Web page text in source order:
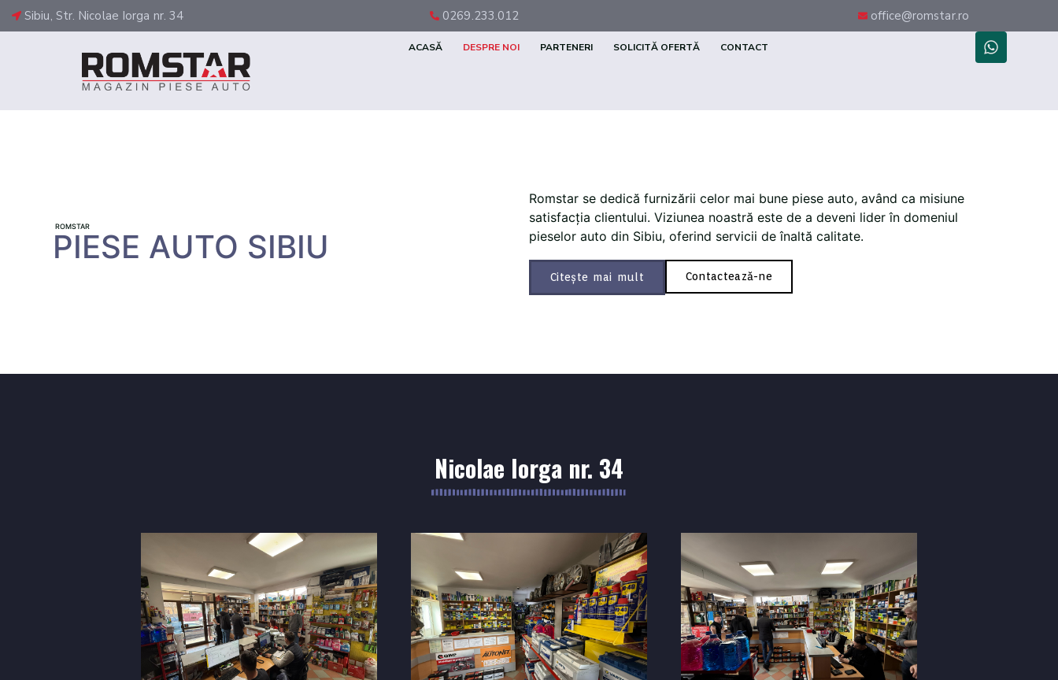
Sibiu, Str. Nicolae Iorga nr. 34 0269.233.012 office@romstar.ro
ACASĂ DESPRE NOI PARTENERI SOLICITĂ OFERTĂ CONTACT
ROMSTAR
PIESE AUTO SIBIU
Romstar se dedică furnizării celor mai bune piese auto, având ca misiune
satisfacția clientului. Viziunea noastră este de a deveni lider în domeniul
pieselor auto din Sibiu, oferind servicii de înaltă calitate.
Citește mai mult Contactează-ne
Nicolae Iorga nr. 34